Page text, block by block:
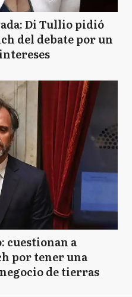
Di Tullio pidió
del debate por un
cuestionan a
por tener una
de tierras